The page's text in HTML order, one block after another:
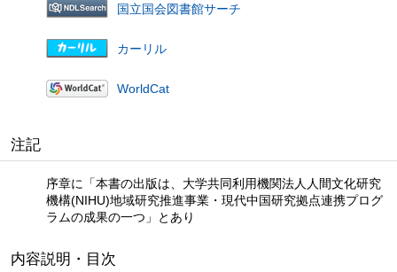
国立国会図書館サーチ
カーリル
WorldCat
注記
序章に「本書の出版は、大学共同利用機関法人人間文化研究
機構(NIHU)地域研究推進事業・現代中国研究拠点連携プログ
ラムの成果の一つ」とあり
内容説明・目次